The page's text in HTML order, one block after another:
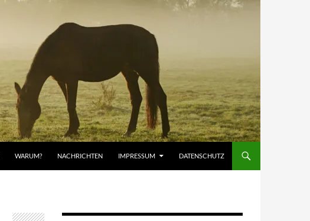
WARUM? NACHRICHTEN IMPRESSUM DATENSCHUTZ